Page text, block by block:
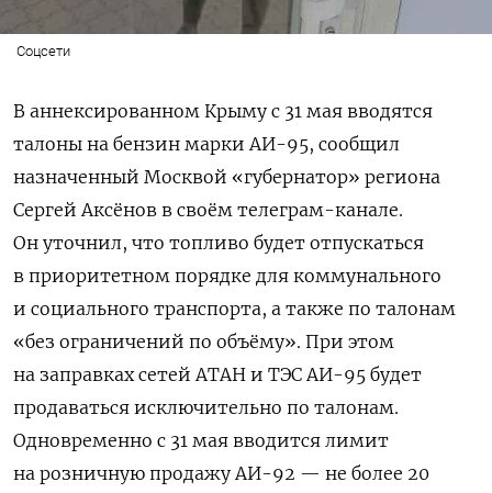
Соцсети
В аннексированном Крыму с 31 мая вводятся
талоны на бензин марки АИ-95, сообщил
назначенный Москвой «губернатор» региона
Сергей Аксёнов в своём телеграм-канале.
Он уточнил, что топливо будет отпускаться
в приоритетном порядке для коммунального
и социального транспорта, а также по талонам
«без ограничений по объёму». При этом
на заправках сетей АТАН и ТЭС АИ-95 будет
продаваться исключительно по талонам.
Одновременно с 31 мая вводится лимит
на розничную продажу АИ-92 — не более 20